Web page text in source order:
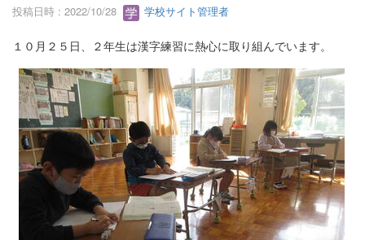
投稿日時 : 2022/10/28 学校サイト管理者
１０月２５日、２年生は漢字練習に熱心に取り組んでいます。